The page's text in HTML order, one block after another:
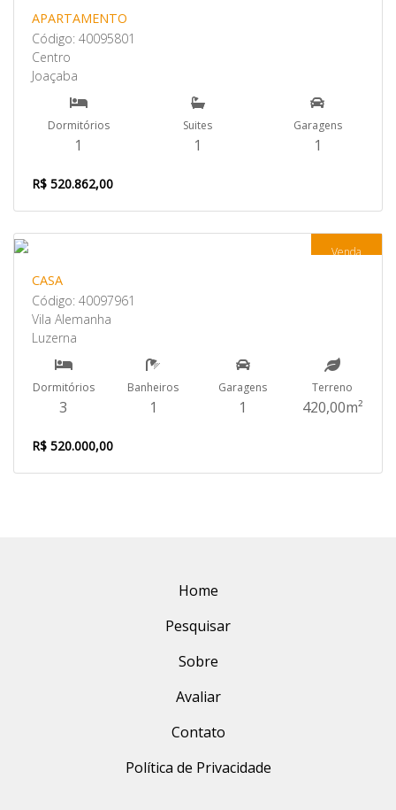
APARTAMENTO
Código: 40095801
Centro
Joaçaba
Dormitórios
1
Suites
1
Garagens
1
R$ 520.862,00
Venda
CASA
Código: 40097961
Vila Alemanha
Luzerna
Dormitórios
3
Banheiros
1
Garagens
1
Terreno
420,00m²
R$ 520.000,00
Home
Pesquisar
Sobre
Avaliar
Contato
Política de Privacidade